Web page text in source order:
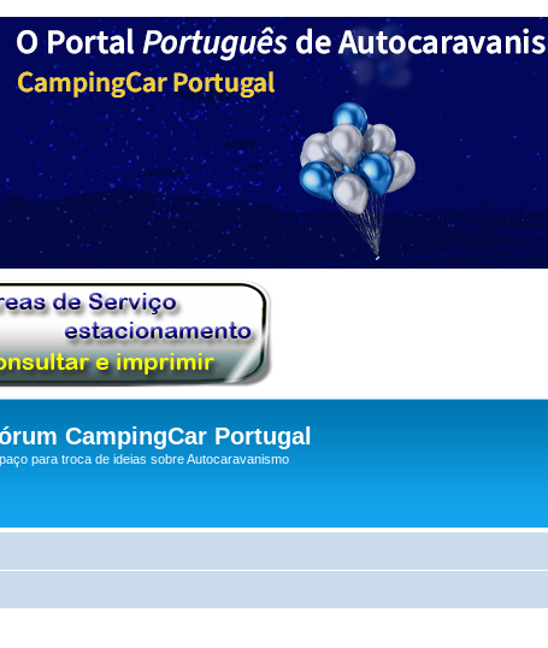
CampingCar Portugal
para troca de ideias sobre Autocaravanismo